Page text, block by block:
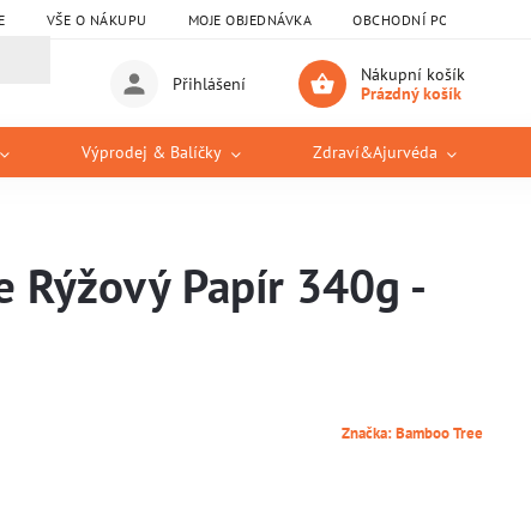
VŠE O NÁKUPU MOJE OBJEDNÁVKA OBCHODNÍ PODMÍNKY
Nákupní košík
Prázdný košík
Přihlášení
Výprodej & Balíčky Zdraví&Ajurvéda
Rýžový Papír 340g -
Značka:Bamboo Tree